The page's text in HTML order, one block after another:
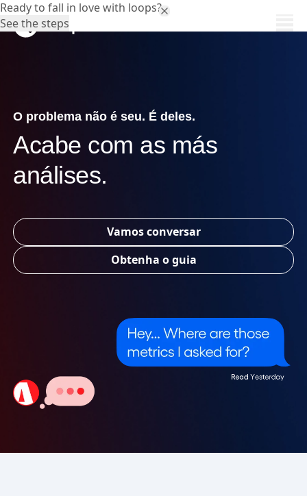
O problema não é seu. É deles.
Acabe com as más
análises.
Vamos conversar
Obtenha o guia
Ready to fall in love with loops?
See the steps